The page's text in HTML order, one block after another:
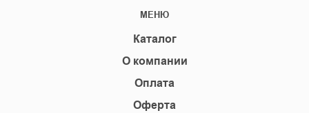
МЕНЮ
Каталог
О компании
Оплата
Оферта